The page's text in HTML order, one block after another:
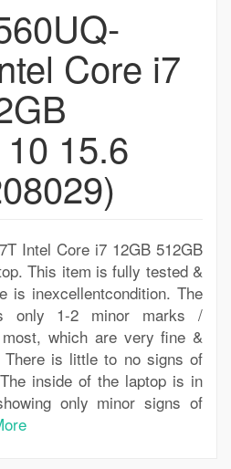
Core i7
15.6
Intel Core i7 12GB 512GB
This item is fully tested &
is inexcellentcondition. The
only 1-2 minor marks /
which are very fine &
is little to no signs of
inside of the laptop is in
only minor signs of